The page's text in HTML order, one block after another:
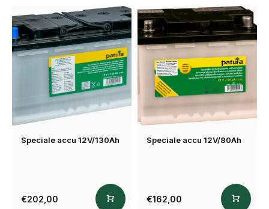
Speciale accu 12V/130Ah
€202,00
Speciale accu 12V/80Ah
€162,00